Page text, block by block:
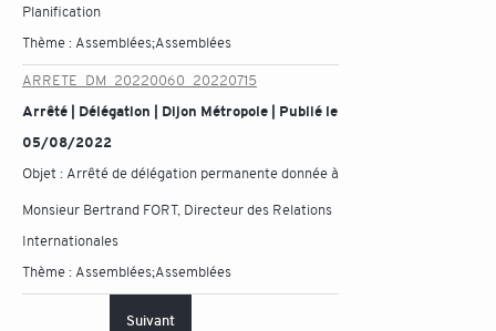
Planification
Thème : Assemblées;Assemblées
ARRETE_DM_20220060_20220715
Arrêté | Délégation | Dijon Métropole | Publié le
05/08/2022
Objet : Arrêté de délégation permanente donnée à
Monsieur Bertrand FORT, Directeur des Relations
Internationales
Thème : Assemblées;Assemblées
Suivant